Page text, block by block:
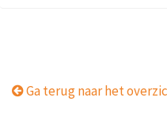
Ga terug naar het